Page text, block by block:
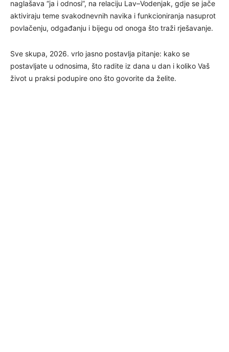
naglašava “ja i odnosi”, na relaciju Lav–Vodenjak, gdje se jače
aktiviraju teme svakodnevnih navika i funkcioniranja nasuprot
povlačenju, odgađanju i bijegu od onoga što traži rješavanje.
Sve skupa, 2026. vrlo jasno postavlja pitanje: kako se
postavljate u odnosima, što radite iz dana u dan i koliko Vaš
život u praksi podupire ono što govorite da želite.